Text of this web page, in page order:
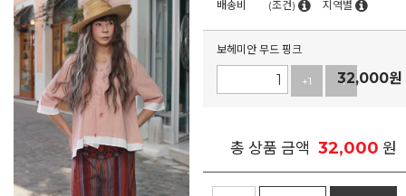
배송비
(조건) 지역별
보헤미안 무드 핑크
+1 -1
32,000원
총 상품 금액 32,000 원